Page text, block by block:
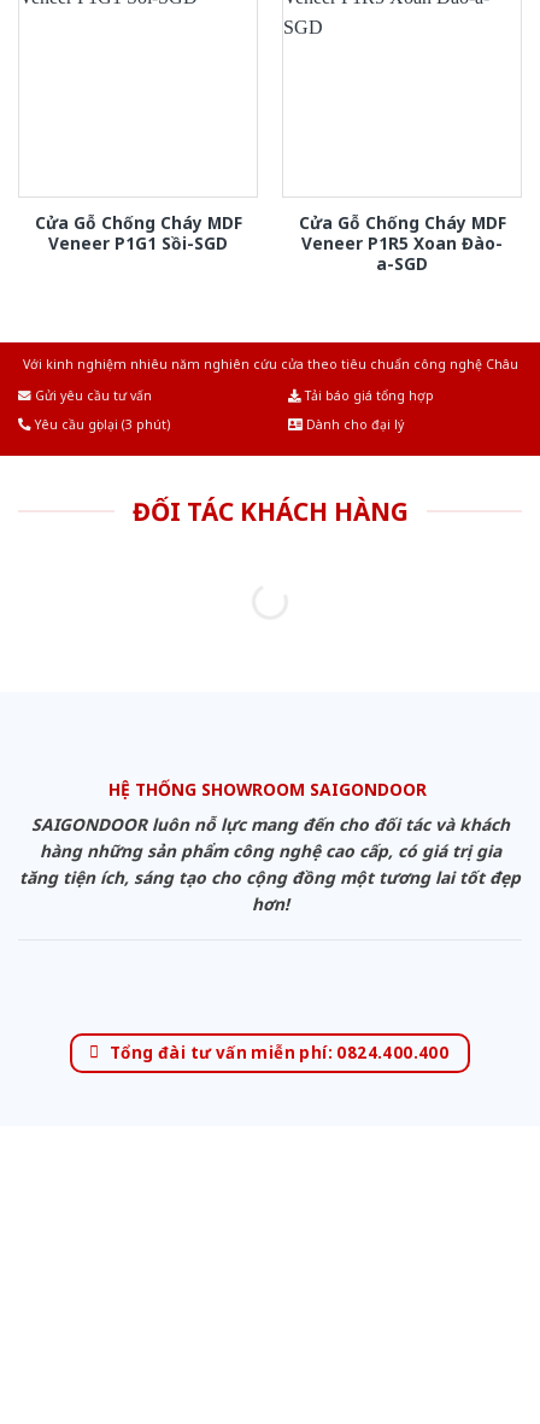
Cửa Gỗ Chống Cháy MDF
Veneer P1G1 Sồi-SGD
Cửa Gỗ Chống Cháy MDF
Veneer P1R5 Xoan Đào-
a-SGD
Với kinh nghiệm nhiêu năm nghiên cứu cửa theo tiêu chuẩn công nghệ Châu
Gửi yêu cầu tư vấn
Tải báo giá tổng hợp
Yêu cầu gọi lại (3 phút)
Dành cho đại lý
ĐỐI TÁC KHÁCH HÀNG
HỆ THỐNG SHOWROOM SAIGONDOOR
SAIGONDOOR luôn nỗ lực mang đến cho đối tác và khách
hàng những sản phẩm công nghệ cao cấp, có giá trị gia
tăng tiện ích, sáng tạo cho cộng đồng một tương lai tốt đẹp
hơn!
Tổng đài tư vấn miễn phí: 0824.400.400